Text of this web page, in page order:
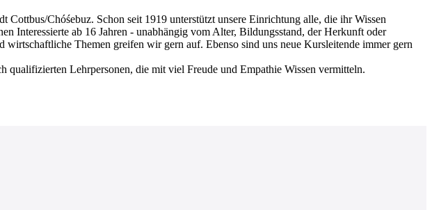
Chóśebuz. Schon seit 1919 unterstützt unsere Einrichtung alle, die ihr Wissen
Interessierte ab 16 Jahren - unabhängig vom Alter, Bildungsstand, der Herkunft oder
Themen greifen wir gern auf. Ebenso sind uns neue Kursleitende immer gern
Lehrpersonen, die mit viel Freude und Empathie Wissen vermitteln.